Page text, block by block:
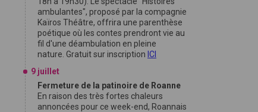
ambulantes", proposé par la compagnie
Kaïros Théâtre, offrira une parenthèse
poétique où les contes prendront vie au
fil d'une déambulation en pleine
nature. Gratuit sur inscription ICI
9 juillet
Fermeture de la patinoire de Roanne
En raison des très fortes chaleurs
annoncées pour ce week-end, Roannais